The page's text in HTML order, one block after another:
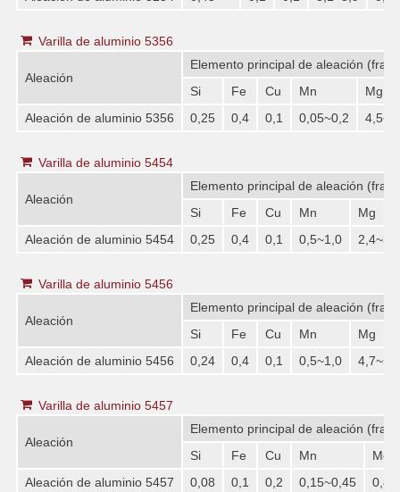
Varilla de aluminio 5356
Aleación
Elemento principal de aleación
Si
Fe Cu Mn
Mg
Aleación de aluminio 5356
0,25 0,4 0,1 0,05~0,2
Varilla de aluminio 5454
Aleación
Elemento principal de aleación
Si
Fe Cu Mn
Mg
Aleación de aluminio 5454
0,25 0,4 0,1 0,5~1,0 2,4~3,0
Varilla de aluminio 5456
Aleación
Elemento principal de aleación
Si
Fe Cu Mn
Mg
Aleación de aluminio 5456
0,24 0,4 0,1 0,5~1,0 4,7~5,5
Varilla de aluminio 5457
Aleación
Elemento principal de aleación
Si
Fe Cu Mn
Mg
Aleación de aluminio 5457
0,08 0,1 0,2 0,15~0,45